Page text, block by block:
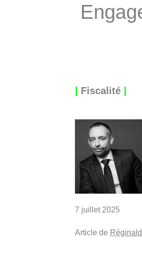
| Fiscalité |
7 juillet 2025
Article de